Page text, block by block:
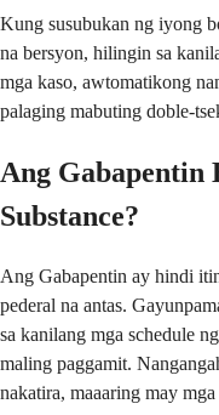
Kung susubukan ng iyong
na bersyon, hilingin sa
mga kaso, awtomatikong
palaging mabuting doble-
Ang Gabapentin
Substance?
Ang Gabapentin ay hindi
pederal na antas.
sa kanilang mga schedule
maling paggamit.
nakatira, maaaring may